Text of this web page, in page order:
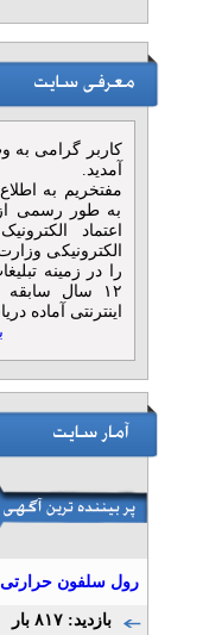
» آگهی طلائی
بهترین خدمات
مشکلات پا در
foot clinic
» آگهی نقره ای
درمان
| کلینیک پا کهن
کهن فوت
تلفن: ۰۲۱۴۶۲۹۱۷۴۶
» آگهی نقره ای
نفقه –
موسسه
» آگهی برنزی
مرکز ارتوپدی
تهران - کهن
ارتوپدی فنی
» آگهی برنزی
کاربر گرامی
آمدید.
مفتخریم به
اعتماد
الکترونیکی
را در زمینه
۱۲ سال
اینترنتی آماده
رول سلفون حرارتی
بازدید: ۸۱۷ بار